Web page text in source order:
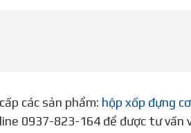
các sản phẩm: hộp xốp đựng
0937-823-164 để được tư vấn